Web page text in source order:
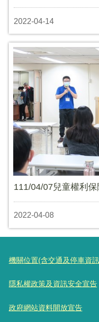
2022-04-14
111/04/07兒童權利
2022-04-08
機關位置(含交通及停車資
隱私權政策及資訊安全宣告
政府網站資料開放宣告